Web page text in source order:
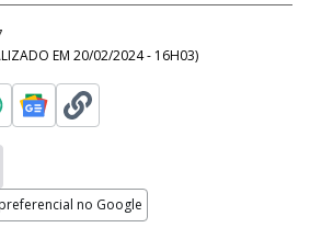
EM 20/02/2024 - 16H03)
no Google